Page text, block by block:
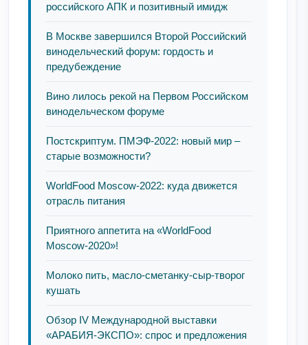
российского АПК и позитивный имидж
В Москве завершился Второй Российский
винодельческий форум: гордость и
предубеждение
Вино лилось рекой на Первом Российском
винодельческом форуме
Постскриптум. ПМЭФ-2022: новый мир –
старые возможности?
WorldFood Moscow-2022: куда движется
отрасль питания
Приятного аппетита на «WorldFood
Moscow-2020»!
Молоко пить, масло-сметанку-сыр-творог
кушать
Обзор IV Международной выставки
«АРАБИЯ-ЭКСПО»: спрос и предложения